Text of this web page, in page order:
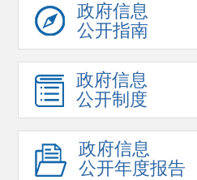
政府信息
公开指南
政府信息
公开制度
政府信息
公开年度报告